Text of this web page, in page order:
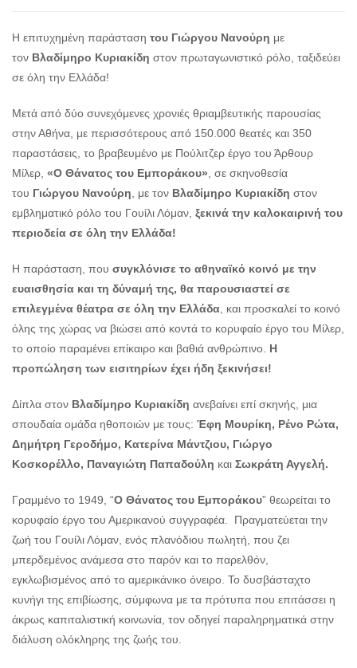
Η επιτυχημένη παράσταση του Γιώργου Νανούρη με
τον Βλαδίμηρο Κυριακίδη στον πρωταγωνιστικό ρόλο, ταξιδεύει
σε όλη την Ελλάδα!
Μετά από δύο συνεχόμενες χρονιές θριαμβευτικής παρουσίας
στην Αθήνα, με περισσότερους από 150.000 θεατές και 350
παραστάσεις, το βραβευμένο με Πούλιτζερ έργο του Άρθουρ
Μίλερ, «Ο Θάνατος του Εμποράκου», σε σκηνοθεσία
του Γιώργου Νανούρη, με τον Βλαδίμηρο Κυριακίδη στον
εμβληματικό ρόλο του Γουίλι Λόμαν, ξεκινά την καλοκαιρινή του
περιοδεία σε όλη την Ελλάδα!
Η παράσταση, που συγκλόνισε το αθηναϊκό κοινό με την
ευαισθησία και τη δύναμή της, θα παρουσιαστεί σε
επιλεγμένα θέατρα σε όλη την Ελλάδα, και προσκαλεί το κοινό
όλης της χώρας να βιώσει από κοντά το κορυφαίο έργο του Μίλερ,
το οποίο παραμένει επίκαιρο και βαθιά ανθρώπινο.​ Η
προπώληση των εισιτηρίων έχει ήδη ξεκινήσει!
Δίπλα στον Βλαδίμηρο Κυριακίδη ανεβαίνει επί σκηνής, μια
σπουδαία ομάδα ηθοποιών με τους: Έφη Μουρίκη, Ρένο Ρώτα,
Δημήτρη Γεροδήμο, Κατερίνα Μάντζιου, Γιώργο
Κοσκορέλλο, Παναγιώτη Παπαδούλη και Σωκράτη Αγγελή.
Γραμμένο το 1949, “Ο Θάνατος του Εμποράκου” θεωρείται το
κορυφαίο έργο του Αμερικανού συγγραφέα. Πραγματεύεται την
ζωή του Γουίλι Λόμαν, ενός πλανόδιου πωλητή, που ζει
μπερδεμένος ανάμεσα στο παρόν και το παρελθόν,
εγκλωβισμένος από το αμερικάνικο όνειρο. Το δυσβάσταχτο
κυνήγι της επιβίωσης, σύμφωνα με τα πρότυπα που επιτάσσει η
άκρως καπιταλιστική κοινωνία, τον οδηγεί παραληρηματικά στην
διάλυση ολόκληρης της ζωής του.